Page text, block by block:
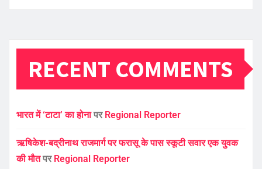
RECENT COMMENTS
भारत में ‘टाटा’ का होनापर Regional Reporter
ऋषिकेश-बद्रीनाथ राजमार्ग पर फरासू के पास स्कूटी सवार एक युवक
की मौतपर Regional Reporter